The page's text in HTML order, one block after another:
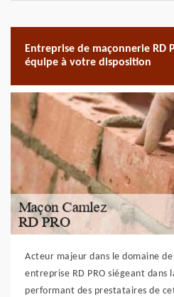
Entreprise de maçonnerie RD
équipe à votre disposition
Acteur majeur dans le domaine
entreprise RD PRO siégeant dans
performant des prestataires de